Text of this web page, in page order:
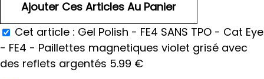
Cet article : Gel Polish - FE4 SANS TPO - Cat Eye
- FE4 - Paillettes magnetiques violet grisé avec
des reflets argentés 5.99 €